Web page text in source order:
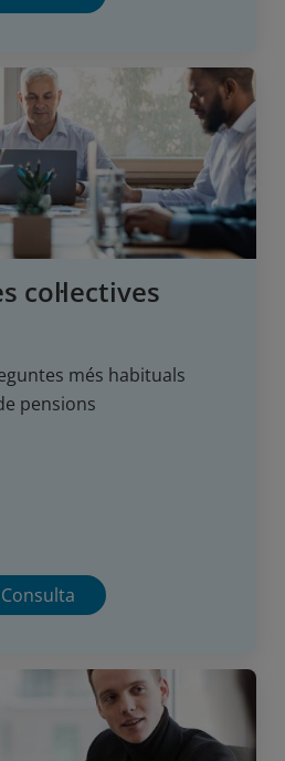
col·lectives
més habituals
pensions
Consulta